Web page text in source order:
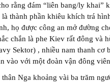
rằng đám “liên bang/ly khai”
thành phần khiêu khích trá
họ được công an mở đường
chắn là phe Kiev rất đông và
Sektor) , nhiều nam thanh cơ
vào với một đoàn vận đông
Nga khoảng vài ba trăm